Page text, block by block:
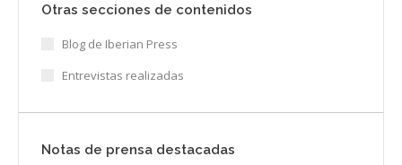
Otras secciones de contenidos
Blog de Iberian Press
Entrevistas realizadas
Notas de prensa destacadas